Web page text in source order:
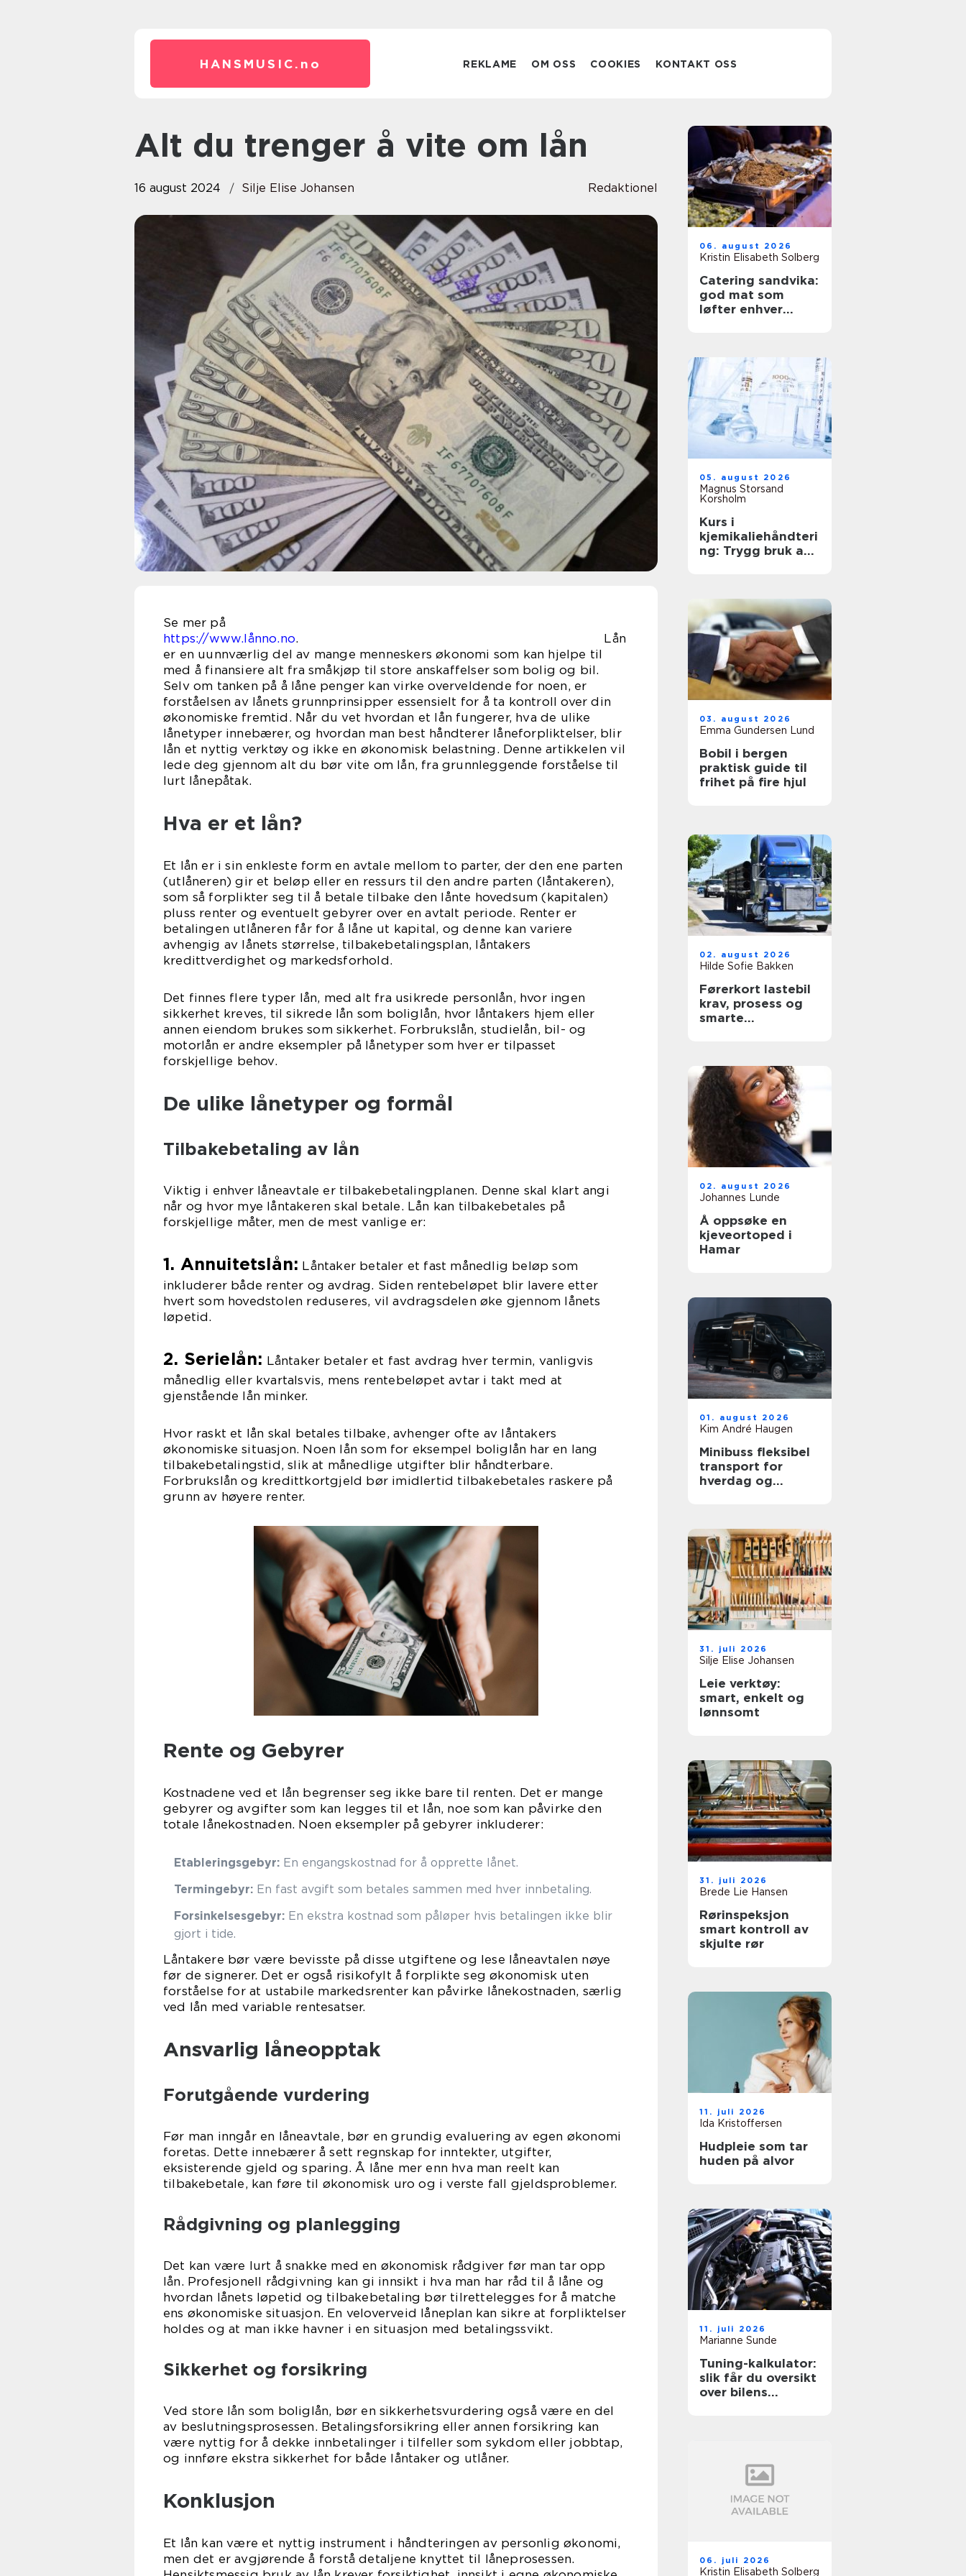
HANSMUSIC. no REKLAME OM OSS COOKIES KONTAKT OSS
Alt du trenger å vite om lån
16 august 2024 Silje Elise Johansen Redaktionel
Se mer på
https://www.lånno.no. Lån
er en uunnværlig del av mange menneskers økonomi som kan hjelpe til
med å finansiere alt fra småkjøp til store anskaffelser som bolig og bil.
Selv om tanken på å låne penger kan virke overveldende for noen, er
forståelsen av lånets grunnprinsipper essensielt for å ta kontroll over din
økonomiske fremtid. Når du vet hvordan et lån fungerer, hva de ulike
lånetyper innebærer, og hvordan man best håndterer låneforpliktelser, blir
lån et nyttig verktøy og ikke en økonomisk belastning. Denne artikkelen vil
lede deg gjennom alt du bør vite om lån, fra grunnleggende forståelse til
lurt lånepåtak.
Hva er et lån?
Et lån er i sin enkleste form en avtale mellom to parter, der den ene parten
(utlåneren) gir et beløp eller en ressurs til den andre parten (låntakeren),
som så forplikter seg til å betale tilbake den lånte hovedsum (kapitalen)
pluss renter og eventuelt gebyrer over en avtalt periode. Renter er
betalingen utlåneren får for å låne ut kapital, og denne kan variere
avhengig av lånets størrelse, tilbakebetalingsplan, låntakers
kredittverdighet og markedsforhold.
Det finnes flere typer lån, med alt fra usikrede personlån, hvor ingen
sikkerhet kreves, til sikrede lån som boliglån, hvor låntakers hjem eller
annen eiendom brukes som sikkerhet. Forbrukslån, studielån, bil- og
motorlån er andre eksempler på lånetyper som hver er tilpasset
forskjellige behov.
De ulike lånetyper og formål
Tilbakebetaling av lån
Viktig i enhver låneavtale er tilbakebetalingplanen. Denne skal klart angi
når og hvor mye låntakeren skal betale. Lån kan tilbakebetales på
forskjellige måter, men de mest vanlige er:
1. Annuitetslån: Låntaker betaler et fast månedlig beløp som
inkluderer både renter og avdrag. Siden rentebeløpet blir lavere etter
hvert som hovedstolen reduseres, vil avdragsdelen øke gjennom lånets
løpetid.
2. Serielån: Låntaker betaler et fast avdrag hver termin, vanligvis
månedlig eller kvartalsvis, mens rentebeløpet avtar i takt med at
gjenstående lån minker.
Hvor raskt et lån skal betales tilbake, avhenger ofte av låntakers
økonomiske situasjon. Noen lån som for eksempel boliglån har en lang
tilbakebetalingstid, slik at månedlige utgifter blir håndterbare.
Forbrukslån og kredittkortgjeld bør imidlertid tilbakebetales raskere på
grunn av høyere renter.
Rente og Gebyrer
Kostnadene ved et lån begrenser seg ikke bare til renten. Det er mange
gebyrer og avgifter som kan legges til et lån, noe som kan påvirke den
totale lånekostnaden. Noen eksempler på gebyrer inkluderer:
Etableringsgebyr: En engangskostnad for å opprette lånet.
Termingebyr: En fast avgift som betales sammen med hver innbetaling.
Forsinkelsesgebyr: En ekstra kostnad som påløper hvis betalingen ikke blir
gjort i tide.
Låntakere bør være bevisste på disse utgiftene og lese låneavtalen nøye
før de signerer. Det er også risikofylt å forplikte seg økonomisk uten
forståelse for at ustabile markedsrenter kan påvirke lånekostnaden, særlig
ved lån med variable rentesatser.
Ansvarlig låneopptak
Forutgående vurdering
Før man inngår en låneavtale, bør en grundig evaluering av egen økonomi
foretas. Dette innebærer å sett regnskap for inntekter, utgifter,
eksisterende gjeld og sparing. Å låne mer enn hva man reelt kan
tilbakebetale, kan føre til økonomisk uro og i verste fall gjeldsproblemer.
Rådgivning og planlegging
Det kan være lurt å snakke med en økonomisk rådgiver før man tar opp
lån. Profesjonell rådgivning kan gi innsikt i hva man har råd til å låne og
hvordan lånets løpetid og tilbakebetaling bør tilrettelegges for å matche
ens økonomiske situasjon. En veloverveid låneplan kan sikre at forpliktelser
holdes og at man ikke havner i en situasjon med betalingssvikt.
Sikkerhet og forsikring
Ved store lån som boliglån, bør en sikkerhetsvurdering også være en del
av beslutningsprosessen. Betalingsforsikring eller annen forsikring kan
være nyttig for å dekke innbetalinger i tilfeller som sykdom eller jobbtap,
og innføre ekstra sikkerhet for både låntaker og utlåner.
Konklusjon
Et lån kan være et nyttig instrument i håndteringen av personlig økonomi,
men det er avgjørende å forstå detaljene knyttet til låneprosessen.
06. august 2026
Kristin Elisabeth Solberg
Catering sandvika:
god mat som
løfter enhver
05. august 2026
Magnus Storsand
Korsholm
Kurs i
kjemikaliehåndteri
ng: Trygg bruk av
03. august 2026
Emma Gundersen Lund
Bobil i bergen
praktisk guide til
frihet på fire hjul
02. august 2026
Hilde Sofie Bakken
Førerkort lastebil
krav, prosess og
smarte
02. august 2026
Johannes Lunde
Å oppsøke en
kjeveortoped i
Hamar
01. august 2026
Kim André Haugen
Minibuss fleksibel
transport for
hverdag og
31. juli 2026
Silje Elise Johansen
Leie verktøy:
smart, enkelt og
lønnsomt
31. juli 2026
Brede Lie Hansen
Rørinspeksjon
smart kontroll av
skjulte rør
11. juli 2026
Ida Kristoffersen
Hudpleie som tar
huden på alvor
11. juli 2026
Marianne Sunde
Tuning-kalkulator:
slik får du oversikt
over bilens
06. juli 2026
Kristin Elisabeth Solberg